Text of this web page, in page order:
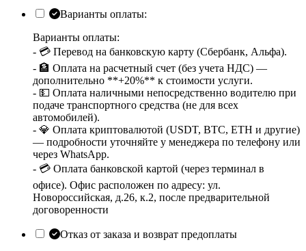
Варианты оплаты:
Варианты оплаты:
- 💳 Перевод на банковскую карту (Сбербанк, Альфа).
- 🏦 Оплата на расчетный счет (без учета НДС) —
дополнительно **+20%** к стоимости услуги.
- 💵 Оплата наличными непосредственно водителю при
подаче транспортного средства (не для всех
автомобилей).
- 💎 Оплата криптовалютой (USDT, BTC, ETH и другие)
— подробности уточняйте у менеджера по телефону или
через WhatsApp.
- 💳 Оплата банковской картой (через терминал в
офисе). Офис расположен по адресу: ул.
Новороссийская, д.26, к.2, после предварительной
договоренности
Отказ от заказа и возврат предоплаты